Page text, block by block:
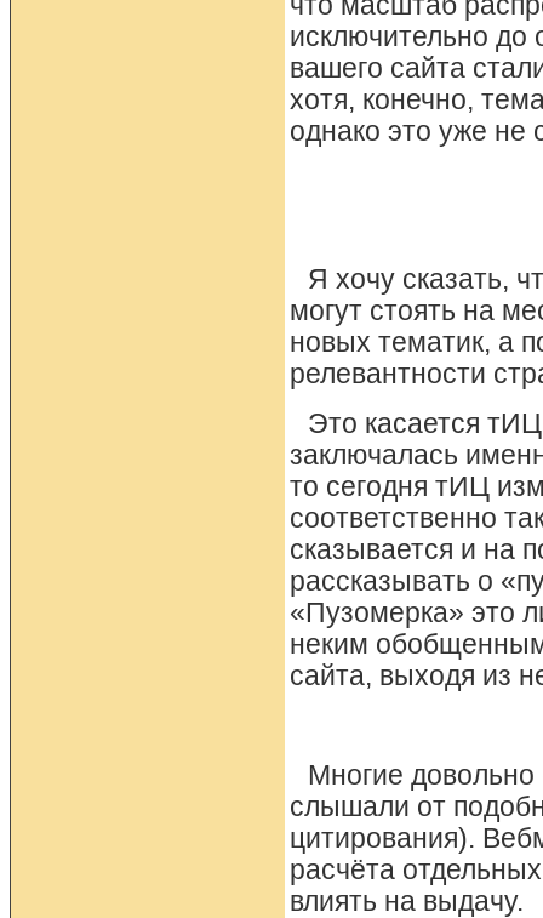
исключительно до
вашего сайта
хотя, конечно,
однако это уже не
Я хочу сказать,
могут стоять на
новых тематик, а
релевантности
Это касается
заключалась
то сегодня тИЦ
соответственно
сказывается и на
рассказывать о
«Пузомерка» это
неким обобщенным
сайта, выходя из
Многие
слышали от
цитирования).
расчёта
влиять на выдачу.